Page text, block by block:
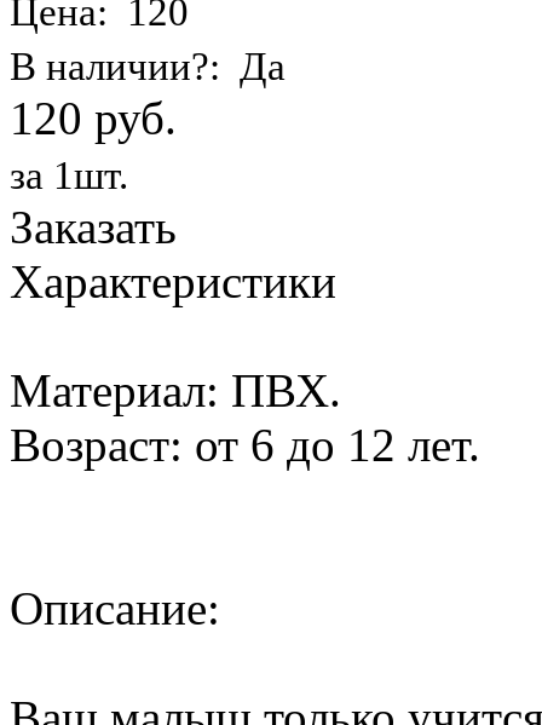
Цена: 120
В наличии?: Да
120 руб.
за 1шт.
Заказать
Характеристики
Материал: ПВХ.
Возраст: от 6 до 12 лет.
Описание: